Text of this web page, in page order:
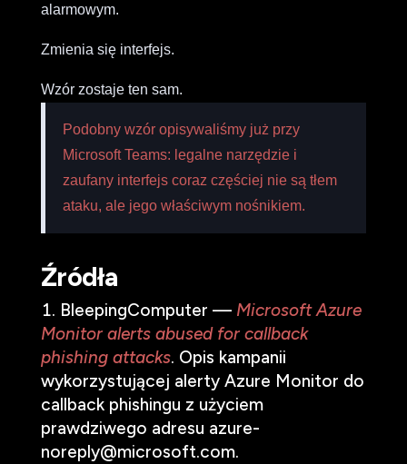
alarmowym.
Zmienia się interfejs.
Wzór zostaje ten sam.
Podobny wzór opisywaliśmy już przy
Microsoft Teams: legalne narzędzie i
zaufany interfejs coraz częściej nie są tłem
ataku, ale jego właściwym nośnikiem.
Źródła
BleepingComputer — Microsoft Azure
Monitor alerts abused for callback
phishing attacks. Opis kampanii
wykorzystującej alerty Azure Monitor do
callback phishingu z użyciem
prawdziwego adresu azure-
noreply@microsoft.com.